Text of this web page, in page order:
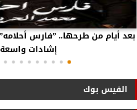
بعد أيام من طرحها.. ”فارس
إشادات
الفيس بوك